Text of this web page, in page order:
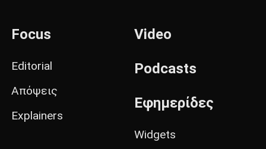
Focus
Editorial
Απόψεις
Explainers
Video
Podcasts
Εφημερίδες
Widgets